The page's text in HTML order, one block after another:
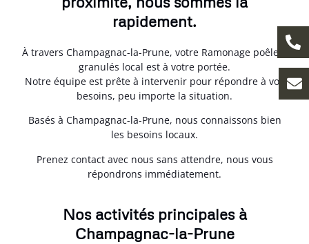
rapidement.
À travers Champagnac-la-Prune, votre Ramonage poêle à
granulés local est à votre portée.
Notre équipe est prête à intervenir pour répondre à vos
besoins, peu importe la situation.
Basés à Champagnac-la-Prune, nous connaissons bien
les besoins locaux.
Prenez contact avec nous sans attendre, nous vous
répondrons immédiatement.
Nos activités principales à
Champagnac-la-Prune